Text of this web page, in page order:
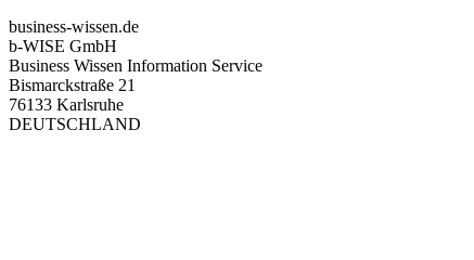
business-wissen.de
b-WISE GmbH
Business Wissen Information Service
Bismarckstraße 21
76133 Karlsruhe
DEUTSCHLAND